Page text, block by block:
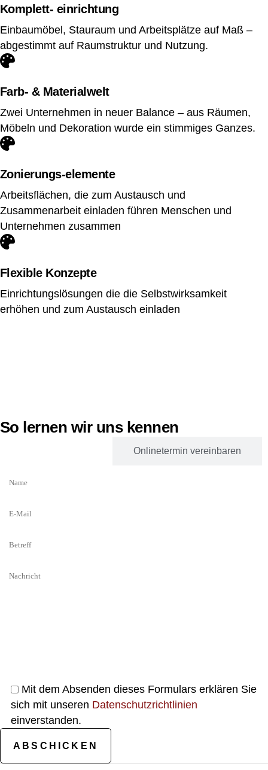
Komplett- einrichtung
Einbaumöbel, Stauraum und Arbeitsplätze auf Maß –
abgestimmt auf Raumstruktur und Nutzung.
Farb- & Materialwelt
Zwei Unternehmen in neuer Balance – aus Räumen,
Möbeln und Dekoration wurde ein stimmiges Ganzes.
Zonierungs-elemente
Arbeitsflächen, die zum Austausch und
Zusammenarbeit einladen führen Menschen und
Unternehmen zusammen
Flexible Konzepte
Einrichtungslösungen die die Selbstwirksamkeit
erhöhen und zum Austausch einladen
So lernen wir uns kennen
Onlinetermin vereinbaren
Mit dem Absenden dieses Formulars erklären Sie
sich mit unseren Datenschutzrichtlinien
einverstanden.